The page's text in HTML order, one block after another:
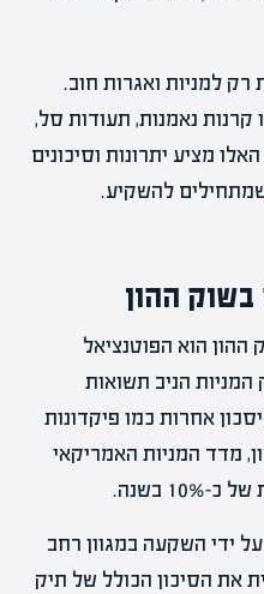
למניות ואגרות חוב.
קרנות נאמנות, תעודות סל,
מציע יתרונות וסיכונים
שמתחילים להשקיע.
ההון
הוא הפוטנציאל
המניות הניב תשואות
אחרות כמו פיקדונות
מדד המניות האמריקאי
על ידי השקעה במגוון רחב
את הסיכון הכולל של תיק